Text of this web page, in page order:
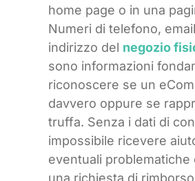
home page o in una
Numeri di telefono,
indirizzo del negozio
sono informazioni
riconoscere se un
davvero oppure se
truffa. Senza i dati di
impossibile ricevere
eventuali problematiche
una richiesta di